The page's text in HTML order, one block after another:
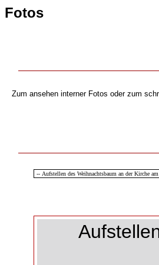
Fotos
Zum ansehen interner Fotos oder zum